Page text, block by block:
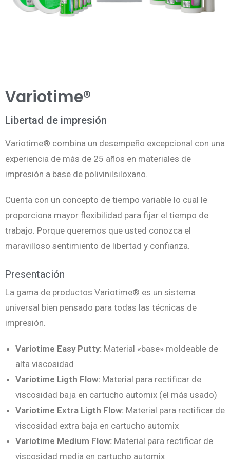
Variotime®
Libertad de impresión
Variotime® combina un desempeño excepcional con una
experiencia de más de 25 años en materiales de
impresión a base de polivinilsiloxano.
Cuenta con un concepto de tiempo variable lo cual le
proporciona mayor flexibilidad para fijar el tiempo de
trabajo. Porque queremos que usted conozca el
maravilloso sentimiento de libertad y confianza.
Presentación
La gama de productos Variotime® es un sistema
universal bien pensado para todas las técnicas de
impresión.
Variotime Easy Putty: Material «base» moldeable de
alta viscosidad
Variotime Ligth Flow: Material para rectificar de
viscosidad baja en cartucho automix (el más usado)
Variotime Extra Ligth Flow: Material para rectificar de
viscosidad extra baja en cartucho automix
Variotime Medium Flow: Material para rectificar de
viscosidad media en cartucho automix